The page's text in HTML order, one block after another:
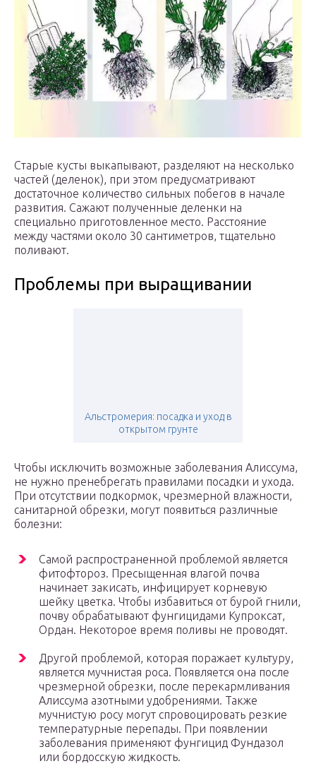
Старые кусты выкапывают, разделяют на несколько
частей (деленок), при этом предусматривают
достаточное количество сильных побегов в начале
развития. Сажают полученные деленки на
специально приготовленное место. Расстояние
между частями около 30 сантиметров, тщательно
поливают.
Проблемы при выращивании
Альстромерия: посадка и уход в
открытом грунте
Чтобы исключить возможные заболевания Алиссума,
не нужно пренебрегать правилами посадки и ухода.
При отсутствии подкормок, чрезмерной влажности,
санитарной обрезки, могут появиться различные
болезни:
Самой распространенной проблемой является
фитофтороз. Пресыщенная влагой почва
начинает закисать, инфицирует корневую
шейку цветка. Чтобы избавиться от бурой гнили,
почву обрабатывают фунгицидами Купроксат,
Ордан. Некоторое время поливы не проводят.
Другой проблемой, которая поражает культуру,
является мучнистая роса. Появляется она после
чрезмерной обрезки, после перекармливания
Алиссума азотными удобрениями. Также
мучнистую росу могут спровоцировать резкие
температурные перепады. При появлении
заболевания применяют фунгицид Фундазол
или бордосскую жидкость.